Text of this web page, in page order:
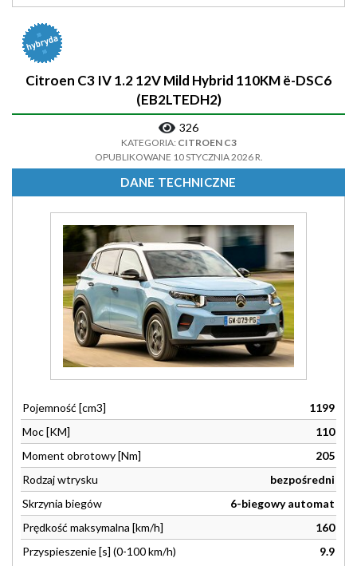
Citroen C3 IV 1.2 12V Mild Hybrid 110KM ë-DSC6
(EB2LTEDH2)
326
KATEGORIA: CITROEN C3
OPUBLIKOWANE 10 STYCZNIA 2026 R.
DANE TECHNICZNE
Pojemność [cm3]
1199
Moc [KM]
110
Moment obrotowy [Nm]
205
Rodzaj wtrysku
bezpośredni
Skrzynia biegów
6-biegowy automat
Prędkość maksymalna [km/h]
160
Przyspieszenie [s] (0-100 km/h)
9.9